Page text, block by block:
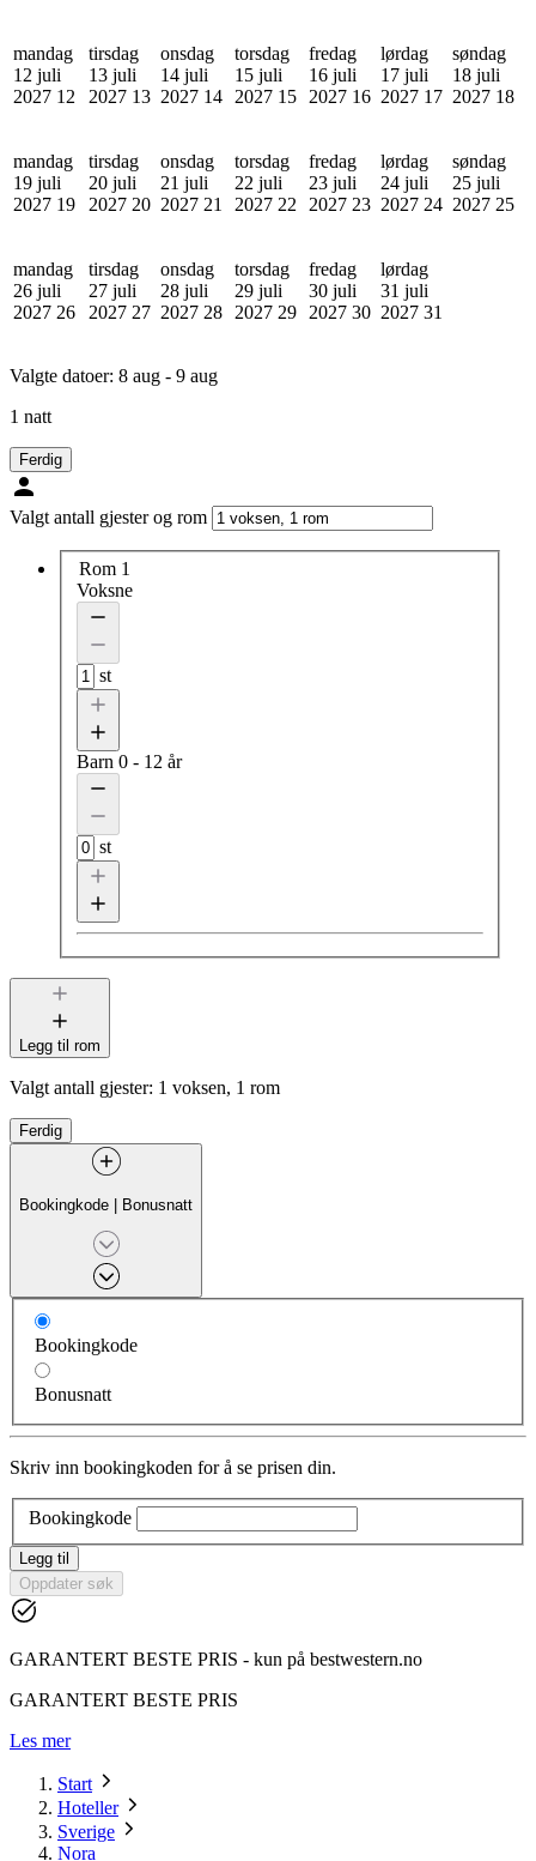
mandag
12 juli
2027 12
tirsdag
13 juli
2027 13
onsdag
14 juli
2027 14
torsdag
15 juli
2027 15
fredag
16 juli
2027 16
lørdag
17 juli
2027 17
søndag
18 juli
2027 18
mandag
19 juli
2027 19
tirsdag
20 juli
2027 20
onsdag
21 juli
2027 21
torsdag
22 juli
2027 22
fredag
23 juli
2027 23
lørdag
24 juli
2027 24
søndag
25 juli
2027 25
mandag
26 juli
2027 26
tirsdag
27 juli
2027 27
onsdag
28 juli
2027 28
torsdag
29 juli
2027 29
fredag
30 juli
2027 30
lørdag
31 juli
2027 31
Valgte datoer: 8 aug - 9 aug
1 natt
Ferdig
Valgt antall gjester og rom
Rom 1
Voksne
st
Barn 0 - 12 år
st
Legg til rom
Valgt antall gjester: 1 voksen, 1 rom
Ferdig
Bookingkode | Bonusnatt
Bookingkode
Bonusnatt
Skriv inn bookingkoden for å se prisen din.
Bookingkode
Legg til
Oppdater søk
GARANTERT BESTE PRIS - kun på bestwestern.no
GARANTERT BESTE PRIS
Les mer
Start
Hoteller
Sverige
Nora